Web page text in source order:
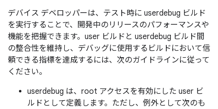
デバイス デベロッパーは、テスト時に userdebug ビルド
を実行することで、開発中のリリースのパフォーマンスや
機能を把握できます。user ビルドと userdebug ビルド間
の整合性を維持し、デバッグに使用するビルドにおいて信
頼できる指標を達成するには、次のガイドラインに従って
ください。
userdebug は、root アクセスを有効にした user ビ
ルドとして定義します。ただし、例外として次のも